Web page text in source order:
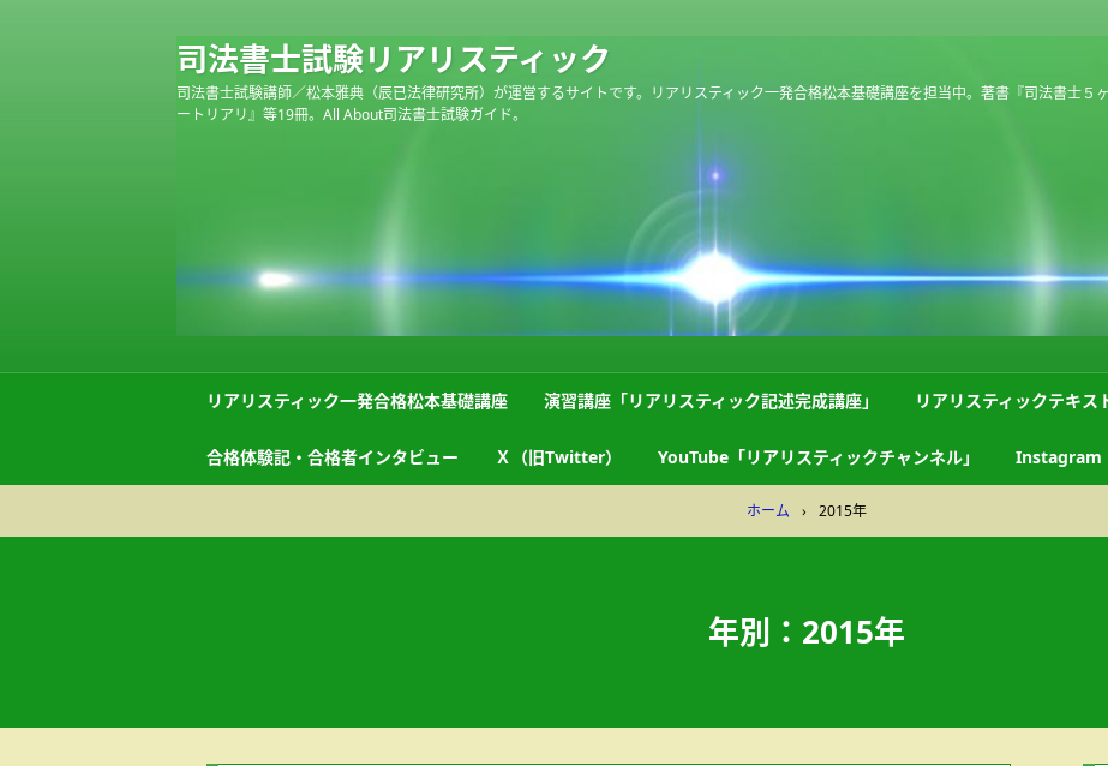
司法書士試験リアリスティック
司法書士試験講師／松本雅典（辰已法律研究所）が運営するサイトです。リアリスティック一発合格松本基礎講座を担当中。著書『司法書士５
ートリアリ』等19冊。All About司法書士試験ガイド。
リアリスティック一発合格松本基礎講座 演習講座「リアリスティック記述完成講座」 リアリスティックテキス
合格体験記・合格者インタビュー Ｘ（旧Twitter） YouTube「リアリスティックチャンネル」 Instagram
ホーム › 2015年
年別：2015年